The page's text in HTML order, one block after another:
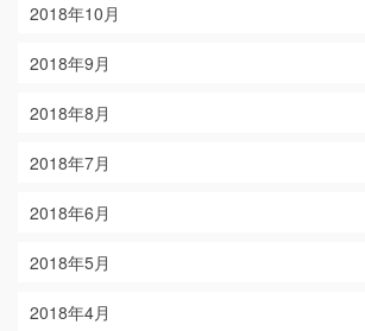
2018年10月
2018年9月
2018年8月
2018年7月
2018年6月
2018年5月
2018年4月